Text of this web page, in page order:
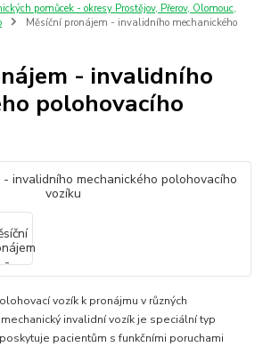
pomůcek - okresy Prostějov, Přerov, Olomouc,
Měsíční pronájem - invalidního mechanického
- invalidního
polohovacího
vozík k pronájmu v různých
invalidní vozík je speciální typ
pacientům s funkčními poruchami